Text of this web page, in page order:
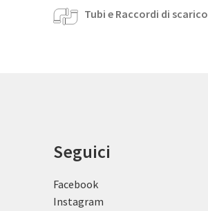
Tubi e Raccordi di scarico
Seguici
Facebook
Instagram